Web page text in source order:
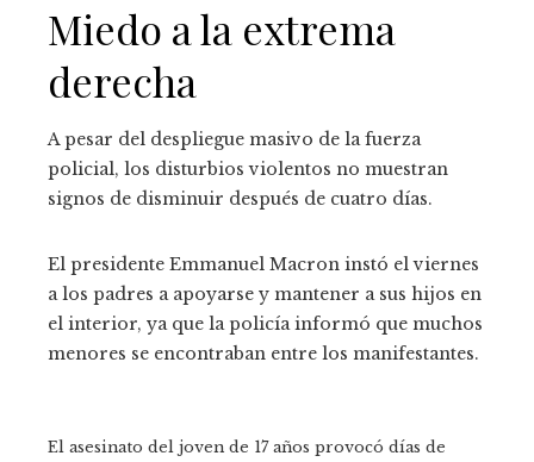
Miedo a la extrema
derecha
A pesar del despliegue masivo de la fuerza
policial, los disturbios violentos no muestran
signos de disminuir después de cuatro días.
El presidente Emmanuel Macron instó el viernes
a los padres a apoyarse y mantener a sus hijos en
el interior, ya que la policía informó que muchos
menores se encontraban entre los manifestantes.
El asesinato del joven de 17 años provocó días de